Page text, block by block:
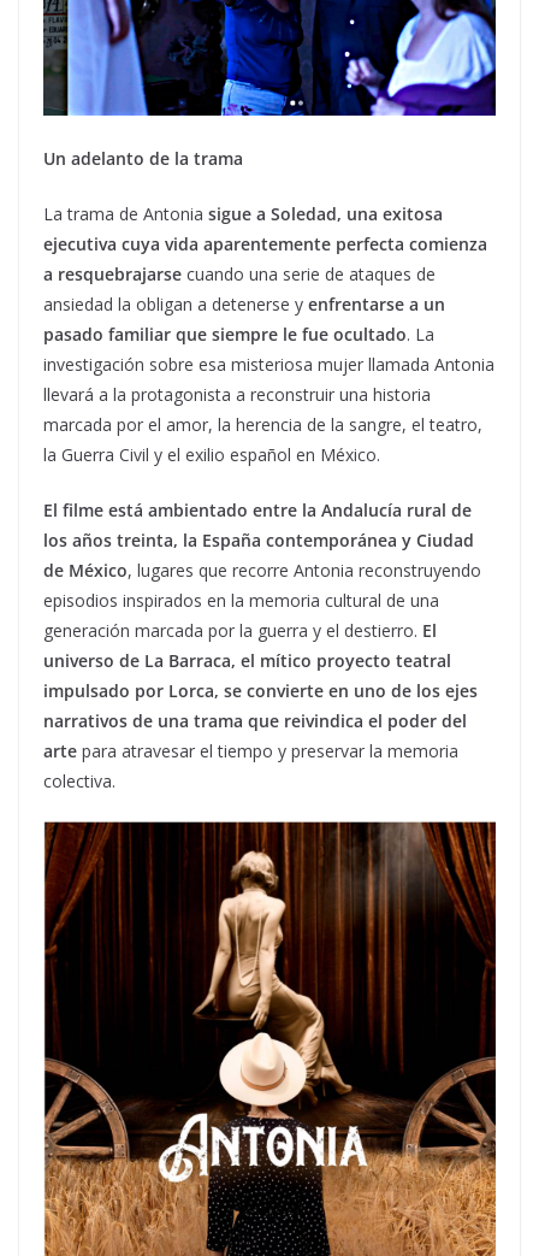
Un adelanto de la trama
La trama de Antonia sigue a Soledad, una exitosa
ejecutiva cuya vida aparentemente perfecta comienza
a resquebrajarse cuando una serie de ataques de
ansiedad la obligan a detenerse y enfrentarse a un
pasado familiar que siempre le fue ocultado. La
investigación sobre esa misteriosa mujer llamada Antonia
llevará a la protagonista a reconstruir una historia
marcada por el amor, la herencia de la sangre, el teatro,
la Guerra Civil y el exilio español en México.
El filme está ambientado entre la Andalucía rural de
los años treinta, la España contemporánea y Ciudad
de México, lugares que recorre Antonia reconstruyendo
episodios inspirados en la memoria cultural de una
generación marcada por la guerra y el destierro. El
universo de La Barraca, el mítico proyecto teatral
impulsado por Lorca, se convierte en uno de los ejes
narrativos de una trama que reivindica el poder del
arte para atravesar el tiempo y preservar la memoria
colectiva.